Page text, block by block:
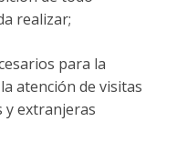
realizar;
para la
atención de visitas
y extranjeras